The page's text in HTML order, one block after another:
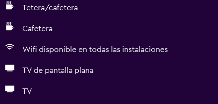
Tetera/cafetera
Cafetera
Wifi disponible en todas las instalaciones
TV de pantalla plana
TV